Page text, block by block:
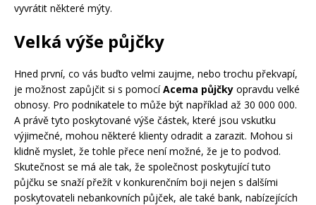
vyvrátit některé mýty.
Velká výše půjčky
Hned první, co vás buďto velmi zaujme, nebo trochu překvapí,
je možnost zapůjčit si s pomocíAcema půjčky opravdu velké
obnosy. Pro podnikatele to může být například až 30 000 000.
A právě tyto poskytované výše částek, které jsou vskutku
výjimečné, mohou některé klienty odradit a zarazit. Mohou si
klidně myslet, že tohle přece není možné, že je to podvod.
Skutečnost se má ale tak, že společnost poskytující tuto
půjčku se snaží přežít v konkurenčním boji nejen s dalšími
poskytovateli nebankovních půjček, ale také bank, nabízejících